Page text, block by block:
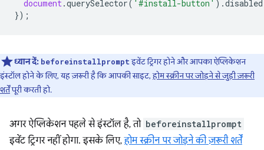
document .querySelector( '#install-button' ).disabled
});
ध्यान दें: beforeinstallpromptइवेंट ट्रिगर होने और आपका ऐप्लिकेशन
इंस्टॉल होने के लिए, यह ज़रूरी है कि आपकी साइट,होम स्क्रीन पर जोड़ने से जुड़ी ज़रूरी
शर्तेंपूरी करती हो.
अगर ऐप्लिकेशन पहले से इंस्टॉल है, तो beforeinstallprompt
इवेंट ट्रिगर नहीं होगा. इसके लिए,होम स्क्रीन पर जोड़ने की ज़रूरी शर्तें